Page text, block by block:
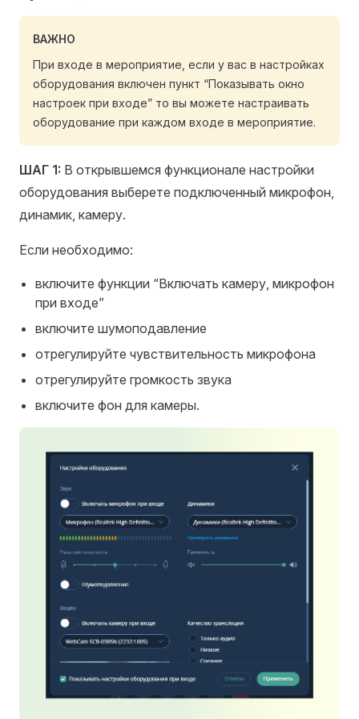
ВАЖНО
При входе в мероприятие, если у вас в настройках
оборудования включен пункт “Показывать окно
настроек при входе” то вы можете настраивать
оборудование при каждом входе в мероприятие.
ШАГ 1: В открывшемся функционале настройки
оборудования выберете подключенный микрофон,
динамик, камеру.
Если необходимо:
включите функции “Включать камеру, микрофон
при входе”
включите шумоподавление
отрегулируйте чувствительность микрофона
отрегулируйте громкость звука
включите фон для камеры.